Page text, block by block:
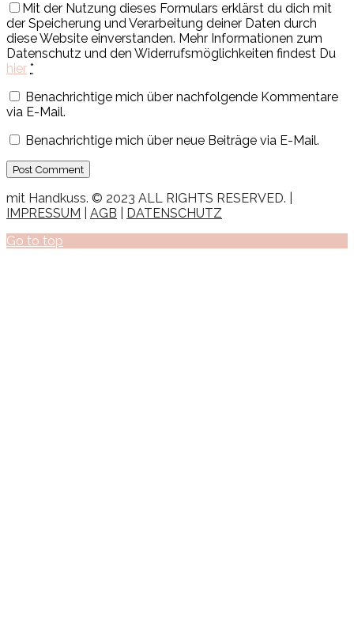
Mit der Nutzung dieses Formulars erklärst du dich mit
der Speicherung und Verarbeitung deiner Daten durch
diese Website einverstanden. Mehr Informationen zum
Datenschutz und den Widerrufsmöglichkeiten findest Du
hier *
Benachrichtige mich über nachfolgende Kommentare
via E-Mail.
Benachrichtige mich über neue Beiträge via E-Mail.
mit Handkuss. © 2023 ALL RIGHTS RESERVED. |
IMPRESSUM
AGB
DATENSCHUTZ
Go to top